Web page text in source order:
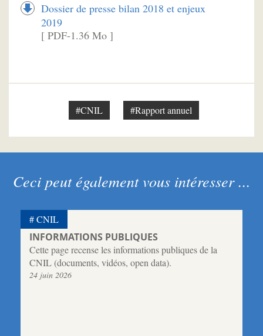
Dossier de presse bilan 2018 et enjeux
2019
[ PDF-1.36 Mo ]
#CNIL #Rapport annuel
Ceci peut également vous intéresser ...
INFORMATIONS PUBLIQUES
Cette page recense les informations publiques de la
CNIL (documents, vidéos, open data).
24 juin 2026
CNIL